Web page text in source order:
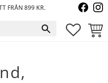
FRÅN 899 KR.